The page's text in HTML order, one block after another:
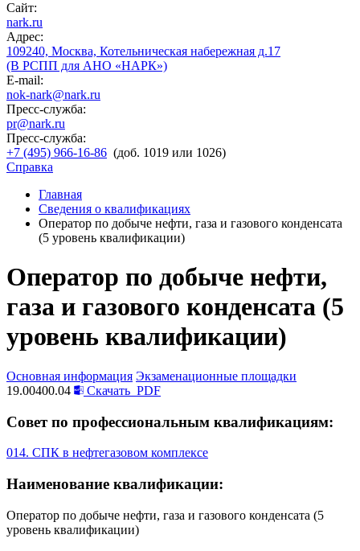
Сайт:
nark.ru
Адрес:
109240, Москва, Котельническая набережная д.17
(В РСПП для АНО «НАРК»)
E-mail:
nok-nark@nark.ru
Пресс-служба:
pr@nark.ru
Пресс-служба:
+7 (495) 966-16-86 (доб. 1019 или 1026)
Справка
Главная
Сведения о квалификациях
Оператор по добыче нефти, газа и газового конденсата
(5 уровень квалификации)
Оператор по добыче нефти,
газа и газового конденсата (5
уровень квалификации)
Основная информация Экзаменационные площадки
19.00400.04
Скачать PDF
Совет по профессиональным квалификациям:
014. СПК в нефтегазовом комплексе
Наименование квалификации:
Оператор по добыче нефти, газа и газового конденсата (5
уровень квалификации)